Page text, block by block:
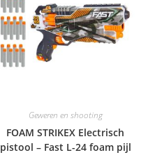
Geweren en shooting
FOAM STRIKEX Electrisch
pistool – Fast L-24 foam pijl